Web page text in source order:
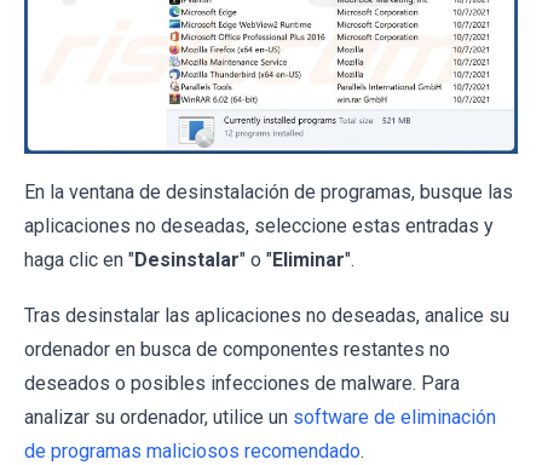
En la ventana de desinstalación de programas, busque las
aplicaciones no deseadas, seleccione estas entradas y
haga clic en "Desinstalar" o "Eliminar".
Tras desinstalar las aplicaciones no deseadas, analice su
ordenador en busca de componentes restantes no
deseados o posibles infecciones de malware. Para
analizar su ordenador, utilice un software de eliminación
de programas maliciosos recomendado.